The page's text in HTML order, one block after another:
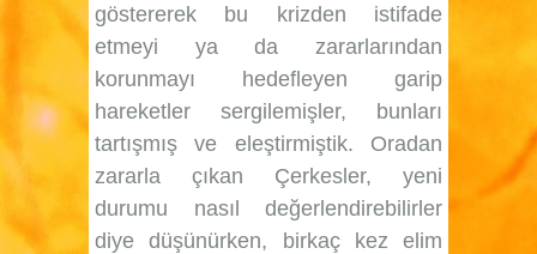
göstererek bu krizden istifade
etmeyi ya da zararlarından
korunmayı hedefleyen garip
hareketler sergilemişler, bunları
tartışmış ve eleştirmiştik. Oradan
zararla çıkan Çerkesler, yeni
durumu nasıl değerlendirebilirler
diye düşünürken, birkaç kez elim